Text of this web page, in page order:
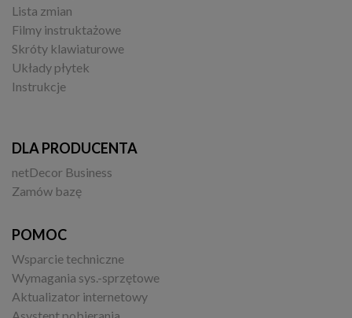
Lista zmian
Filmy instruktażowe
Skróty klawiaturowe
Układy płytek
Instrukcje
DLA PRODUCENTA
netDecor Business
Zamów bazę
POMOC
Wsparcie techniczne
Wymagania sys.-sprzętowe
Aktualizator internetowy
Asystent pobierania